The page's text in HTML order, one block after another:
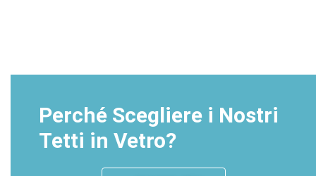
Perché Scegliere i Nostri
Tetti in Vetro?​